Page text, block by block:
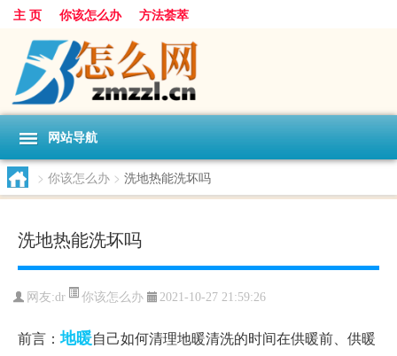
主 页 你该怎么办 方法荟萃
网站导航
> 你该怎么办 > 洗地热能洗坏吗
洗地热能洗坏吗
网友:dr 你该怎么办 2021-10-27 21:59:26
前言：地暖自己如何清理地暖清洗的时间在供暖前、供暖